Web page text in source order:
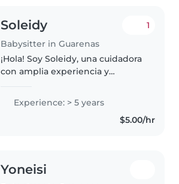
Soleidy
Babysitter in Guarenas
1
¡Hola! Soy Soleidy, una cuidadora
con amplia experiencia y
He trabajado en centros
maternales atendiendo a niños
Experience: > 5 years
$5.00/hr
Yoneisi